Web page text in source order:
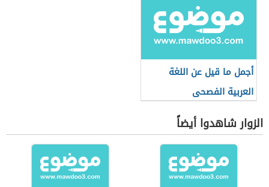
أجمل ما قيل عن اللغة
العربية الفصحى
الزوار شاهدوا أيضاً